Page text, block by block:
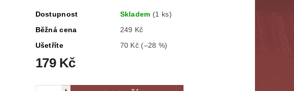
Dostupnost Skladem (1 ks)
Běžná cena
249 Kč
Ušetříte
70 Kč (–28 %)
179 Kč